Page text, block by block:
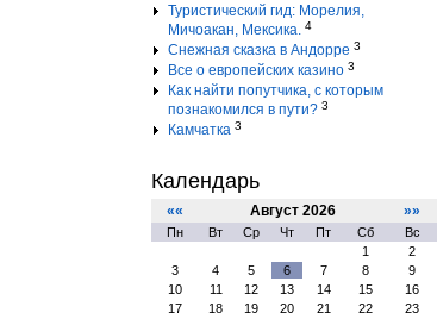
Туристический гид: Морелия,
Мичоакан, Мексика. 4
Снежная сказка в Андорре 3
Все о европейских казино 3
Как найти попутчика, с которым
познакомился в пути? 3
Камчатка 3
Календарь
«« Август 2026 »»
Пн Вт Ср Чт Пт Сб
Вс
1
2
3
4 5 6 7 8
9
10
11 12 13 14 15
16
17
18 19 20 21 22
23